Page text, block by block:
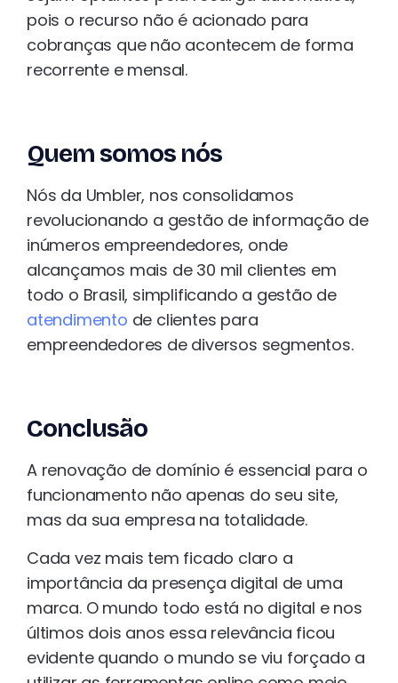
pois o recurso não é acionado para
cobranças que não acontecem de forma
recorrente e mensal.
Quem somos nós
Nós da Umbler, nos consolidamos
revolucionando a gestão de informação de
inúmeros empreendedores, onde
alcançamos mais de 30 mil clientes em
todo o Brasil, simplificando a gestão de
atendimento de clientes para
empreendedores de diversos segmentos.
Conclusão
A renovação de domínio é essencial para o
funcionamento não apenas do seu site,
mas da sua empresa na totalidade.
Cada vez mais tem ficado claro a
importância da presença digital de uma
marca. O mundo todo está no digital e nos
últimos dois anos essa relevância ficou
evidente quando o mundo se viu forçado a